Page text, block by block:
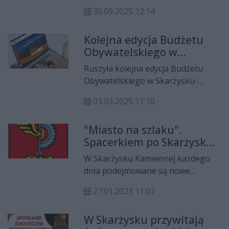
dojazd do cmentarzy w Skarżysku-
Kościelnym.
pozbywać się niepotrzebnych
możliwość oddawania odpadów
tekstylnych podczas odbioru
odpadów wielkogabarytowych –
zgodnie z obowiązującym
harmonogramem.
30.09.2025 12:14
Kolejna edycja Budżetu
Obywatelskiego w
Skarżysku-Kamiennej
Ruszyła kolejna edycja Budżetu
Obywatelskiego w Skarżysku-
suma.
03.03.2025 11:10
"Miasto na szlaku".
Spacerkiem po Skarżysku
Kamiennej
W Skarżysku Kamiennej każdego
dnia podejmowane są nowe
rozdysponowywane
podglądamy co ciekawego
27.01.2023 11:07
W Skarżysku przywitają